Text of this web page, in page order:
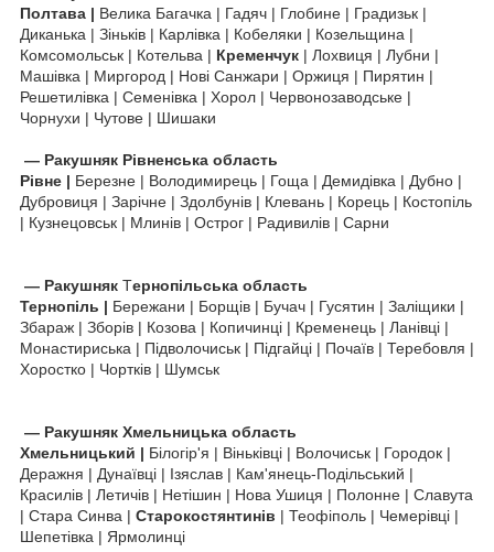
Полтава | Велика Багачка | Гадяч | Глобине | Градизьк |
Диканька | Зіньків | Карлівка | Кобеляки | Козельщина |
Комсомольськ | Котельва | Кременчук | Лохвиця | Лубни |
Машівка | Миргород | Нові Санжари | Оржиця | Пирятин |
Решетилівка | Семенівка | Хорол | Червонозаводське |
Чорнухи | Чутове | Шишаки
— Ракушняк Рівненська область
Рівне | Березне | Володимирець | Гоща | Демидівка | Дубно |
Дубровиця | Зарічне | Здолбунів | Клевань | Корець | Костопіль
| Кузнецовськ | Млинів | Острог | Радивилів | Сарни
— Ракушняк Тернопільська область
Тернопіль | Бережани | Борщів | Бучач | Гусятин | Заліщики |
Збараж | Зборів | Козова | Копичинці | Кременець | Ланівці |
Монастириська | Підволочиськ | Підгайці | Почаїв | Теребовля |
Хоростко | Чортків | Шумськ
— Ракушняк Хмельницька область
Хмельницький | Білогір'я | Віньківці | Волочиськ | Городок |
Деражня | Дунаївці | Ізяслав | Кам'янець-Подільський |
Красилів | Летичів | Нетішин | Нова Ушиця | Полонне | Славута
| Стара Синва | Старокостянтинів | Теофіполь | Чемерівці |
Шепетівка | Ярмолинці